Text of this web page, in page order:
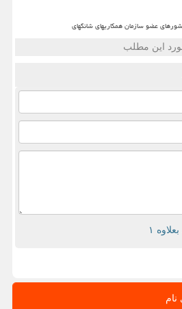
عضو سازمان همکاریهای شانگهای
این مطلب
نام